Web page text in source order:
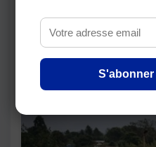
RDC : Steeve Mbikayi
participation de l'AFC/
Articles